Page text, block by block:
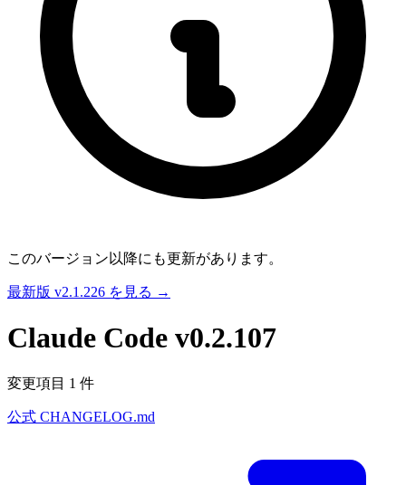
このバージョン以降にも更新があります。
最新版 v2.1.226 を見る →
Claude Code v0.2.107
変更項目 1 件
公式 CHANGELOG.md